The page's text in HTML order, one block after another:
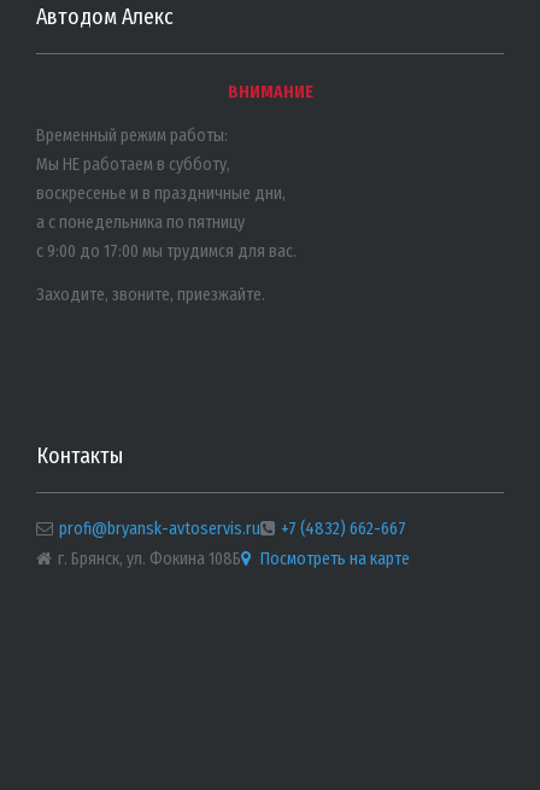
Автодом Алекс
ВНИМАНИЕ
Временный режим работы:
Мы НЕ работаем в субботу,
воскресенье и в праздничные дни,
а с понедельника по пятницу
с 9:00 до 17:00 мы трудимся для вас.
Заходите, звоните, приезжайте.
Контакты
profi@bryansk-avtoservis.ru
+7 (4832) 662-667
г. Брянск, ул. Фокина 108Б
Посмотреть на карте